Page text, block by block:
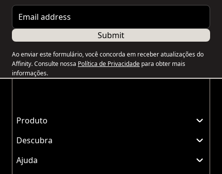
Email address
Submit
Ao enviar este formulário, você concorda em receber atualizações do
Affinity. Consulte nossa Política de Privacidade para obter mais
informações.
Produto
Descubra
Ajuda